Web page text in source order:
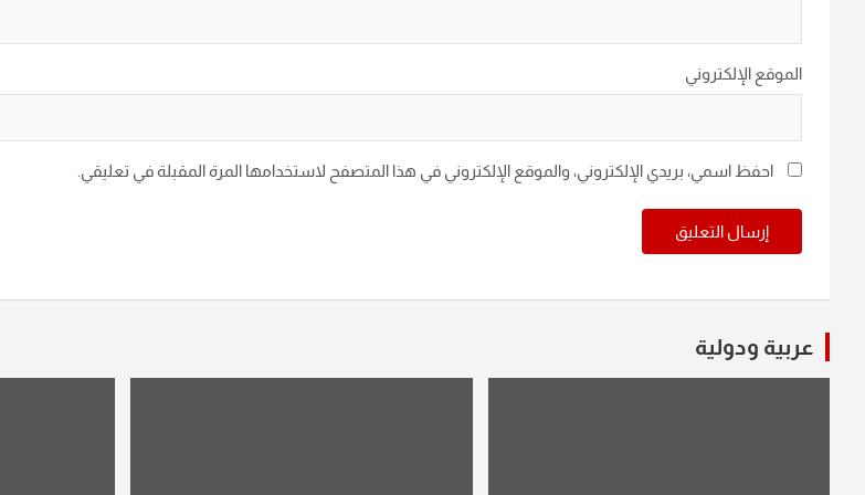
الموقع الإلكتروني
احفظ اسمي، بريدي الإلكتروني، والموقع الإلكتروني في هذا المتصفح لاستخدامها المرة المقبلة في تعليقي.
عربية ودولية